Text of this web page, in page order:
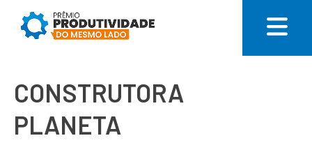
CONSTRUTORA
PLANETA